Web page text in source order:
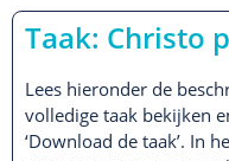
Taak: Christo
Lees hieronder de
volledige taak bekijken
‘Download de taak’. In